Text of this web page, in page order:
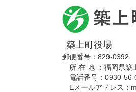
築上町役場
郵便番号：829-0392
所 在 地 ：福岡県築
電話番号：0930-56-
Eメールアドレス：